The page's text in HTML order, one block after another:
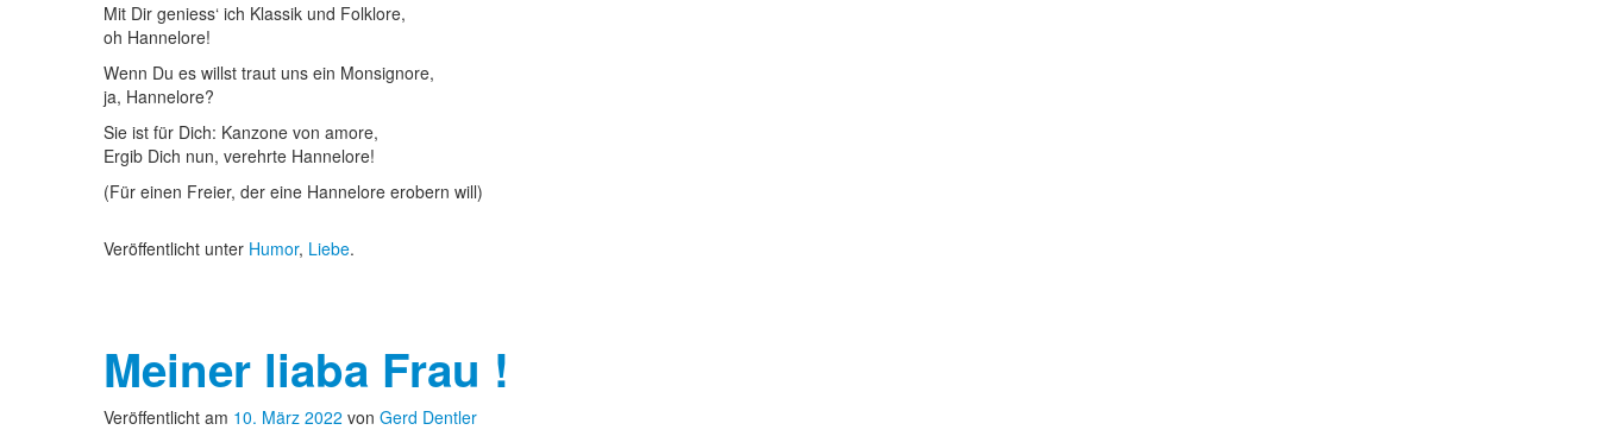
Mit Dir geniess‘ ich Klassik und Folklore,
oh Hannelore!
Wenn Du es willst traut uns ein Monsignore,
ja, Hannelore?
Sie ist für Dich: Kanzone von amore,
Ergib Dich nun, verehrte Hannelore!
(Für einen Freier, der eine Hannelore erobern will)
Veröffentlicht unter Humor, Liebe.
Meiner liaba Frau !
Veröffentlicht am 10. März 2022 von Gerd Dentler